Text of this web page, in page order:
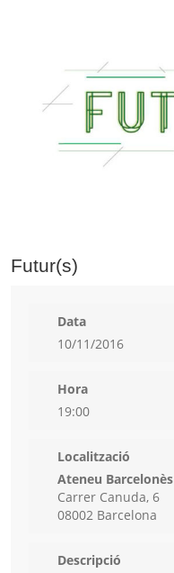
Futur(s)
Data
10/11/2016
Hora
19:00
Localització
Ateneu Barcelonès
Carrer Canuda, 6
08002 Barcelona
Descripció